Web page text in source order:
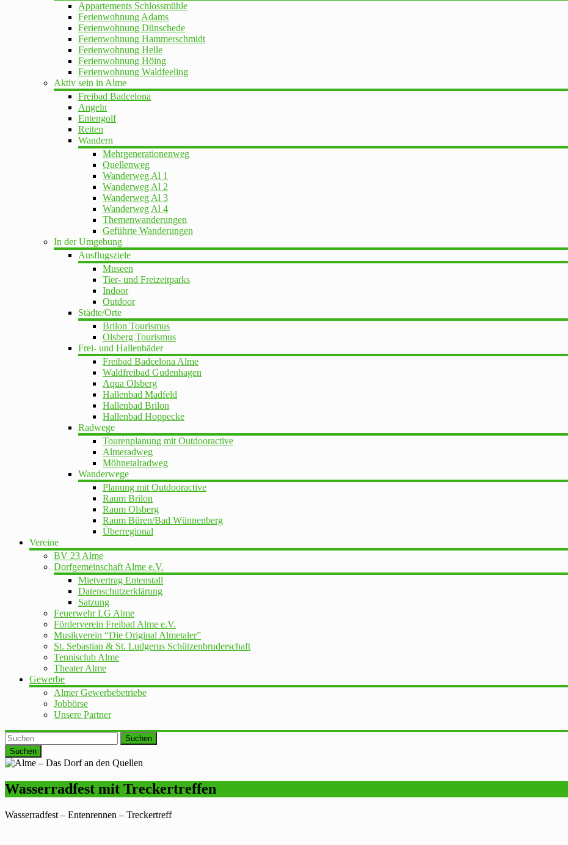
Appartements Schlossmühle
Ferienwohnung Adams
Ferienwohnung Dünschede
Ferienwohnung Hammerschmidt
Ferienwohnung Helle
Ferienwohnung Höing
Ferienwohnung Waldfeeling
Aktiv sein in Alme
Freibad Badcelona
Angeln
Entengolf
Reiten
Wandern
Mehrgenerationenweg
Quellenweg
Wanderweg Al 1
Wanderweg Al 2
Wanderweg Al 3
Wanderweg Al 4
Themenwanderungen
Geführte Wanderungen
In der Umgebung
Ausflugsziele
Museen
Tier- und Freizeitparks
Indoor
Outdoor
Städte/Orte
Brilon Tourismus
Olsberg Tourismus
Frei- und Hallenbäder
Freibad Badcelona Alme
Waldfreibad Gudenhagen
Aqua Olsberg
Hallenbad Madfeld
Hallenbad Brilon
Hallenbad Hoppecke
Radwege
Tourenplanung mit Outdooractive
Almeradweg
Möhnetalradweg
Wanderwege
Planung mit Outdooractive
Raum Brilon
Raum Olsberg
Raum Büren/Bad Wünnenberg
Überregional
Vereine
BV 23 Alme
Dorfgemeinschaft Alme e.V.
Mietvertrag Entenstall
Datenschutzerklärung
Satzung
Feuerwehr LG Alme
Förderverein Freibad Alme e.V.
Musikverein “Die Original Almetaler”
St. Sebastian & St. Ludgerus Schützenbruderschaft
Tennisclub Alme
Theater Alme
Gewerbe
Almer Gewerbebetriebe
Jobbörse
Unsere Partner
Suchen
Wasserradfest mit Treckertreffen
Wasserradfest – Entenrennen – Treckertreff